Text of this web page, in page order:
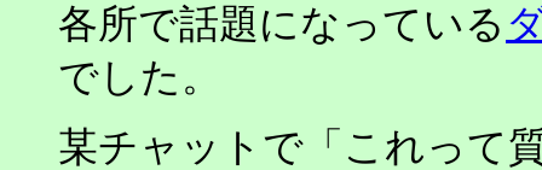
各所で話題になっている
でした。
某チャットで「これって